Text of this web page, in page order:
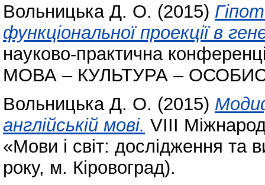
Вольницька Д. О. (2015)
функціональної проекції в
науково-практична
МОВА – КУЛЬТУРА –
Вольницька Д. О. (2015)
англійській мові. VІII
«Мови і світ: дослідження та
року, м. Кіровоград).